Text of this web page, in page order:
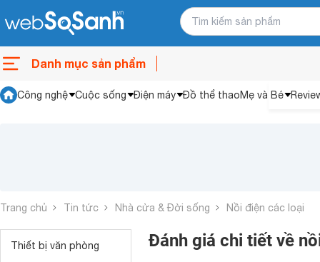
Danh mục sản phẩm
Công nghệ Cuộc sống Điện máy Đồ thể thaoMẹ và Bé
Trang chủ Tin tức Nhà cửa & Đời sống Nồi điện các loại
Thiết bị văn phòng Đánh giá chi tiết về